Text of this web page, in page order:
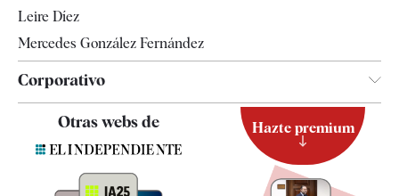
Leire Díez
Mercedes González Fernández
Corporativo
Contacto
Otras webs de Hazte premium